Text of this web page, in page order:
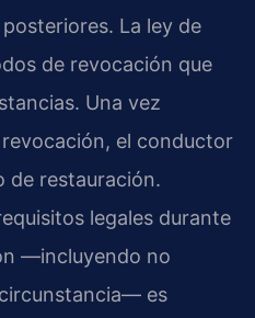
La ley de
de revocación que
Una vez
el conductor
de restauración.
legales durante
—incluyendo no
es